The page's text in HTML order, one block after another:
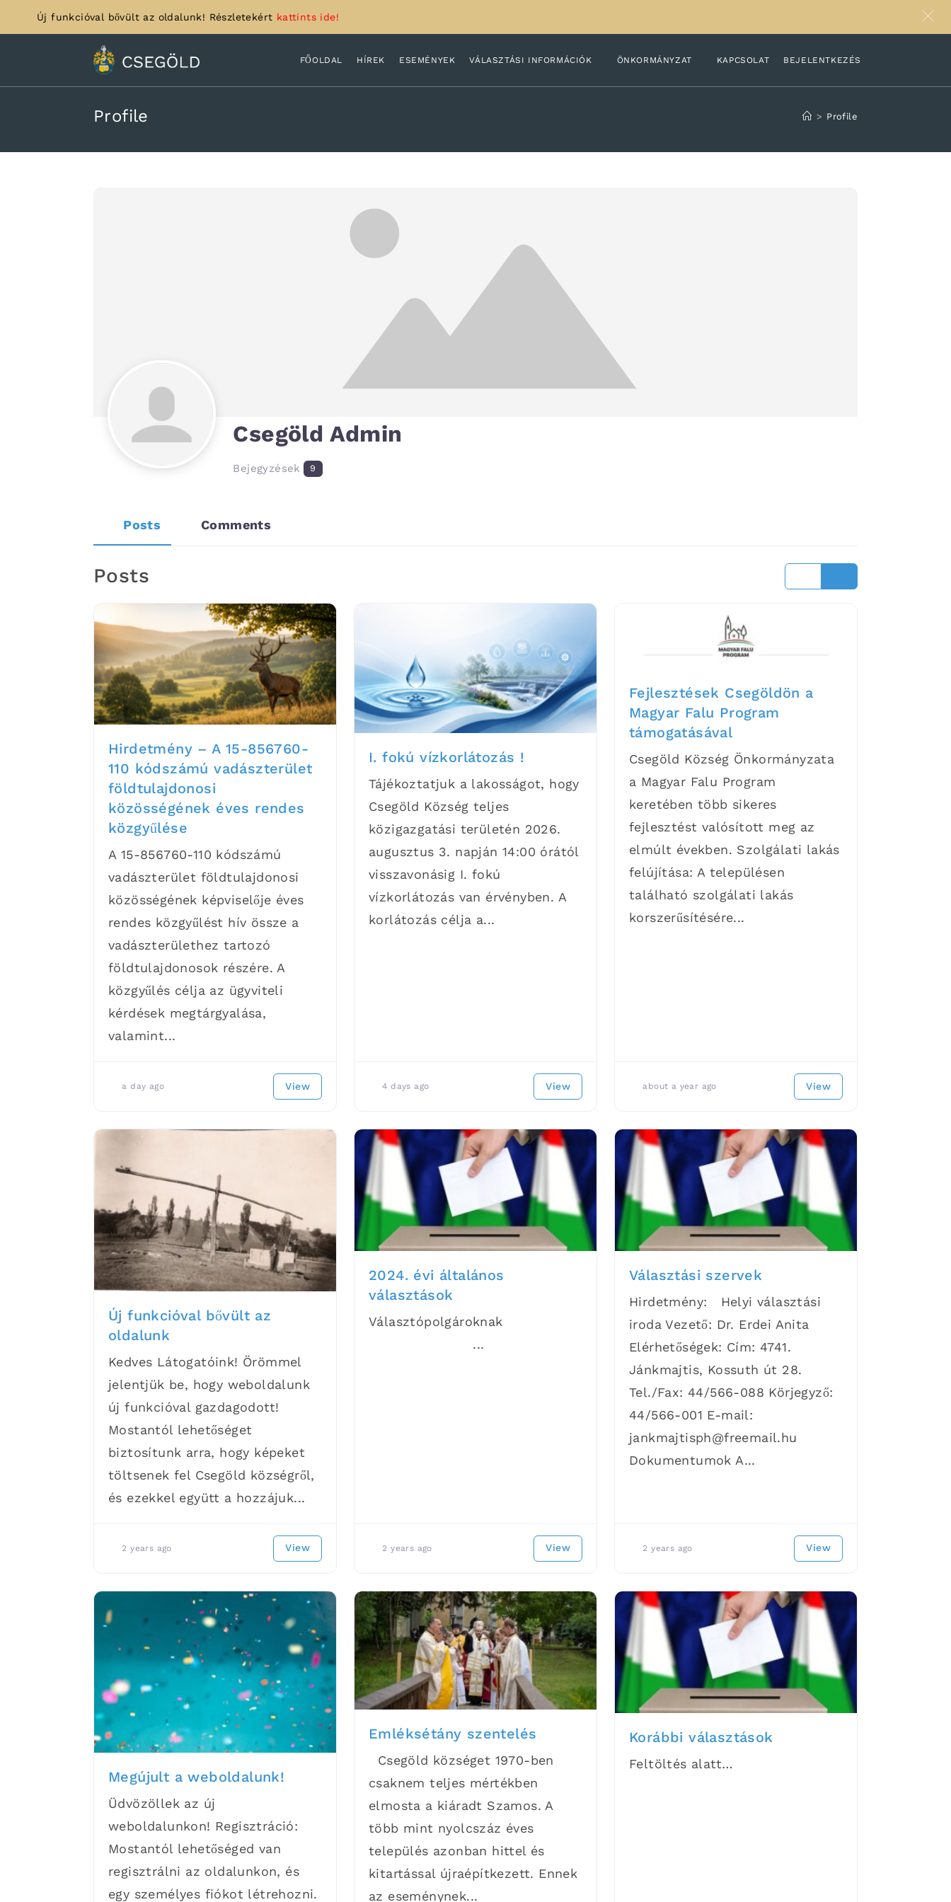
FŐOLDAL HÍREK ESEMÉNYEK VÁLASZTÁSI INFORMÁCIÓK ÖNKORMÁNYZAT KAPCSOLAT BEJELENTKEZÉS
Profile > Profile
Csegöld Admin
Bejegyzések 9
Posts Comments
Posts
Hirdetmény – A 15-856760-
110 kódszámú vadászterület
földtulajdonosi
közösségének éves rendes
közgyűlése
A 15-856760-110 kódszámú
vadászterület földtulajdonosi
közösségének képviselője éves
rendes közgyűlést hív össze a
vadászterülethez tartozó
földtulajdonosok részére. A
közgyűlés célja az ügyviteli
kérdések megtárgyalása,
valamint...
a day ago View
I. fokú vízkorlátozás !
Tájékoztatjuk a lakosságot, hogy
Csegöld Község teljes
közigazgatási területén 2026.
augusztus 3. napján 14:00 órától
visszavonásig I. fokú
vízkorlátozás van érvényben. A
korlátozás célja a...
4 days ago View
Fejlesztések Csegöldön a
Magyar Falu Program
támogatásával
Csegöld Község Önkormányzata
a Magyar Falu Program
keretében több sikeres
fejlesztést valósított meg az
elmúlt években. Szolgálati lakás
felújítása: A településen
található szolgálati lakás
korszerűsítésére...
about a year ago View
Új funkcióval bővült az
oldalunk
Kedves Látogatóink! Örömmel
jelentjük be, hogy weboldalunk
új funkcióval gazdagodott!
Mostantól lehetőséget
biztosítunk arra, hogy képeket
töltsenek fel Csegöld községről,
és ezekkel együtt a hozzájuk...
2 years ago View
2024. évi általános
választások
Választópolgároknak
...
2 years ago View
Választási szervek
Hirdetmény: Helyi választási
iroda Vezető: Dr. Erdei Anita
Elérhetőségek: Cím: 4741.
Jánkmajtis, Kossuth út 28.
Tel./Fax: 44/566-088 Körjegyző:
44/566-001 E-mail:
jankmajtisph@freemail.hu
Dokumentumok A...
2 years ago View
Megújult a weboldalunk!
Üdvözöllek az új
weboldalunkon! Regisztráció:
Mostantól lehetőséged van
regisztrálni az oldalunkon, és
egy személyes fiókot létrehozni.
Emléksétány szentelés
Csegöld községet 1970-ben
csaknem teljes mértékben
elmosta a kiáradt Szamos. A
több mint nyolcszáz éves
település azonban hittel és
kitartással újraépítkezett. Ennek
az eseménynek...
Korábbi választások
Feltöltés alatt…
Új funkcióval bővült az oldalunk! Részletekért kattints ide!